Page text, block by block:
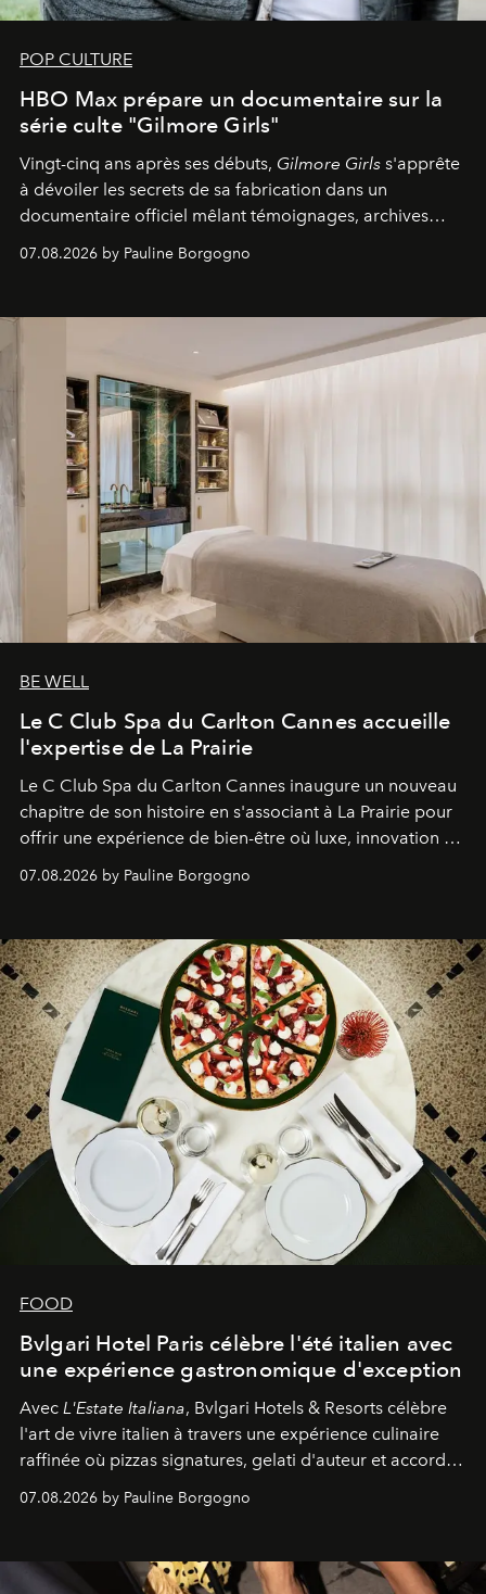
POP CULTURE
HBO Max prépare un documentaire sur la
série culte "Gilmore Girls"
Vingt-cinq ans après ses débuts, Gilmore Girls s'apprête
à dévoiler les secrets de sa fabrication dans un
documentaire officiel mêlant témoignages, archives
inédites et plongée dans les coulisses d'un phénomène
générationnel.
07.08.2026 by Pauline Borgogno
BE WELL
Le C Club Spa du Carlton Cannes accueille
l'expertise de La Prairie
Le C Club Spa du Carlton Cannes inaugure un nouveau
chapitre de son histoire en s'associant à La Prairie pour
offrir une expérience de bien-être où luxe, innovation et
expertise se rencontrent.
07.08.2026 by Pauline Borgogno
FOOD
Bvlgari Hotel Paris célèbre l'été italien avec
une expérience gastronomique d'exception
Avec L'Estate Italiana, Bvlgari Hotels & Resorts célèbre
l'art de vivre italien à travers une expérience culinaire
raffinée où pizzas signatures, gelati d'auteur et accords
d'exception composent un véritable voyage sensoriel.
07.08.2026 by Pauline Borgogno